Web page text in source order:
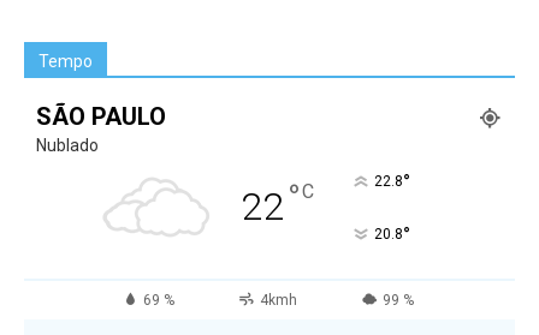
Tempo
SÃO PAULO
Nublado
22°C 22.8°
20.8°
69 % 4kmh 99 %